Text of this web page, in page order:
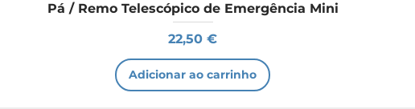
Pá / Remo Telescópico de Emergência Mini
Preço
22,50 €
Adicionar ao carrinho